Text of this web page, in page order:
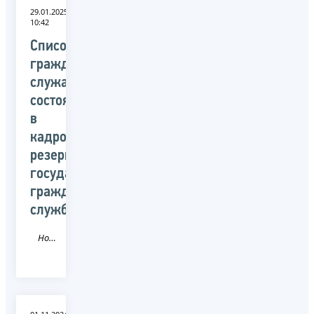
29.01.2025
10:42
Cписок
гражданских
служащих,
состоящих
в
кадровом
резерве
государственной
гражданской
службы
Новость